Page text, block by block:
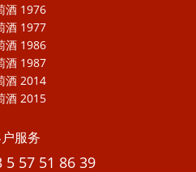
酒 1976
酒 1977
酒 1986
酒 1987
酒 2014
酒 2015
服务
5 57 51 86 39